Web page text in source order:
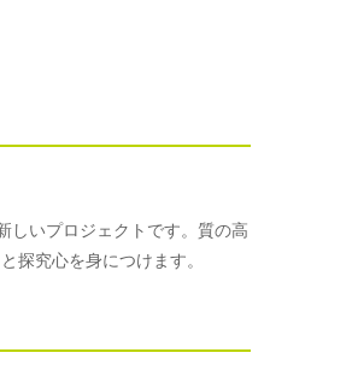
しいプロジェクトです。質の高
探究心を身につけます。